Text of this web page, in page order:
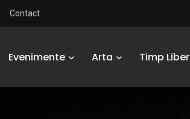
Contact
Evenimente Arta Timp Liber